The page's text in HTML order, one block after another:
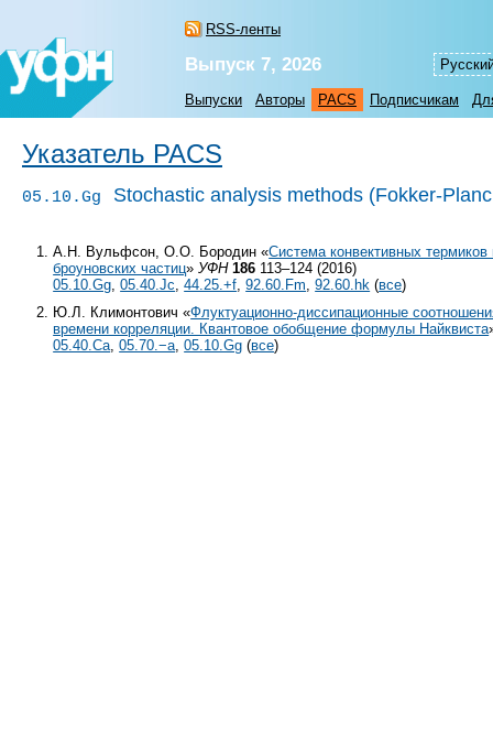
RSS-ленты
Выпуск 7, 2026
Выпуски Авторы PACS Подписчикам
Указатель PACS
05.10.Gg Stochastic analysis methods (Fokker-
А.Н. Вульфсон, О.О. Бородин «Система конвективных
броуновских частиц»УФН 186 113–124 (2016)
05.10.Gg,05.40.Jc,44.25.+f,92.60.Fm,92.60.hk (все)
Ю.Л. Климонтович «Флуктуационно-диссипационные
времени корреляции. Квантовое обобщение формулы Найквиста
05.40.Ca,05.70.−a,05.10.Gg (все)